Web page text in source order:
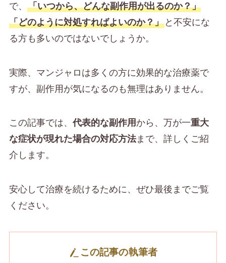
で、 「いつから、どんな副作用が出るのか？」
「どのように対処すればよいのか？」と不安にな
る方も多いのではないでしょうか。
実際、マンジャロは多くの方に効果的な治療薬で
すが、副作用が気になるのも無理はありません。
この記事では、 代表的な副作用 から、万が一重大
な症状が現れた場合の対応方法まで、詳しくご紹
介します。
安心して治療を続けるために、ぜひ最後までご覧
ください。
この記事の執筆者